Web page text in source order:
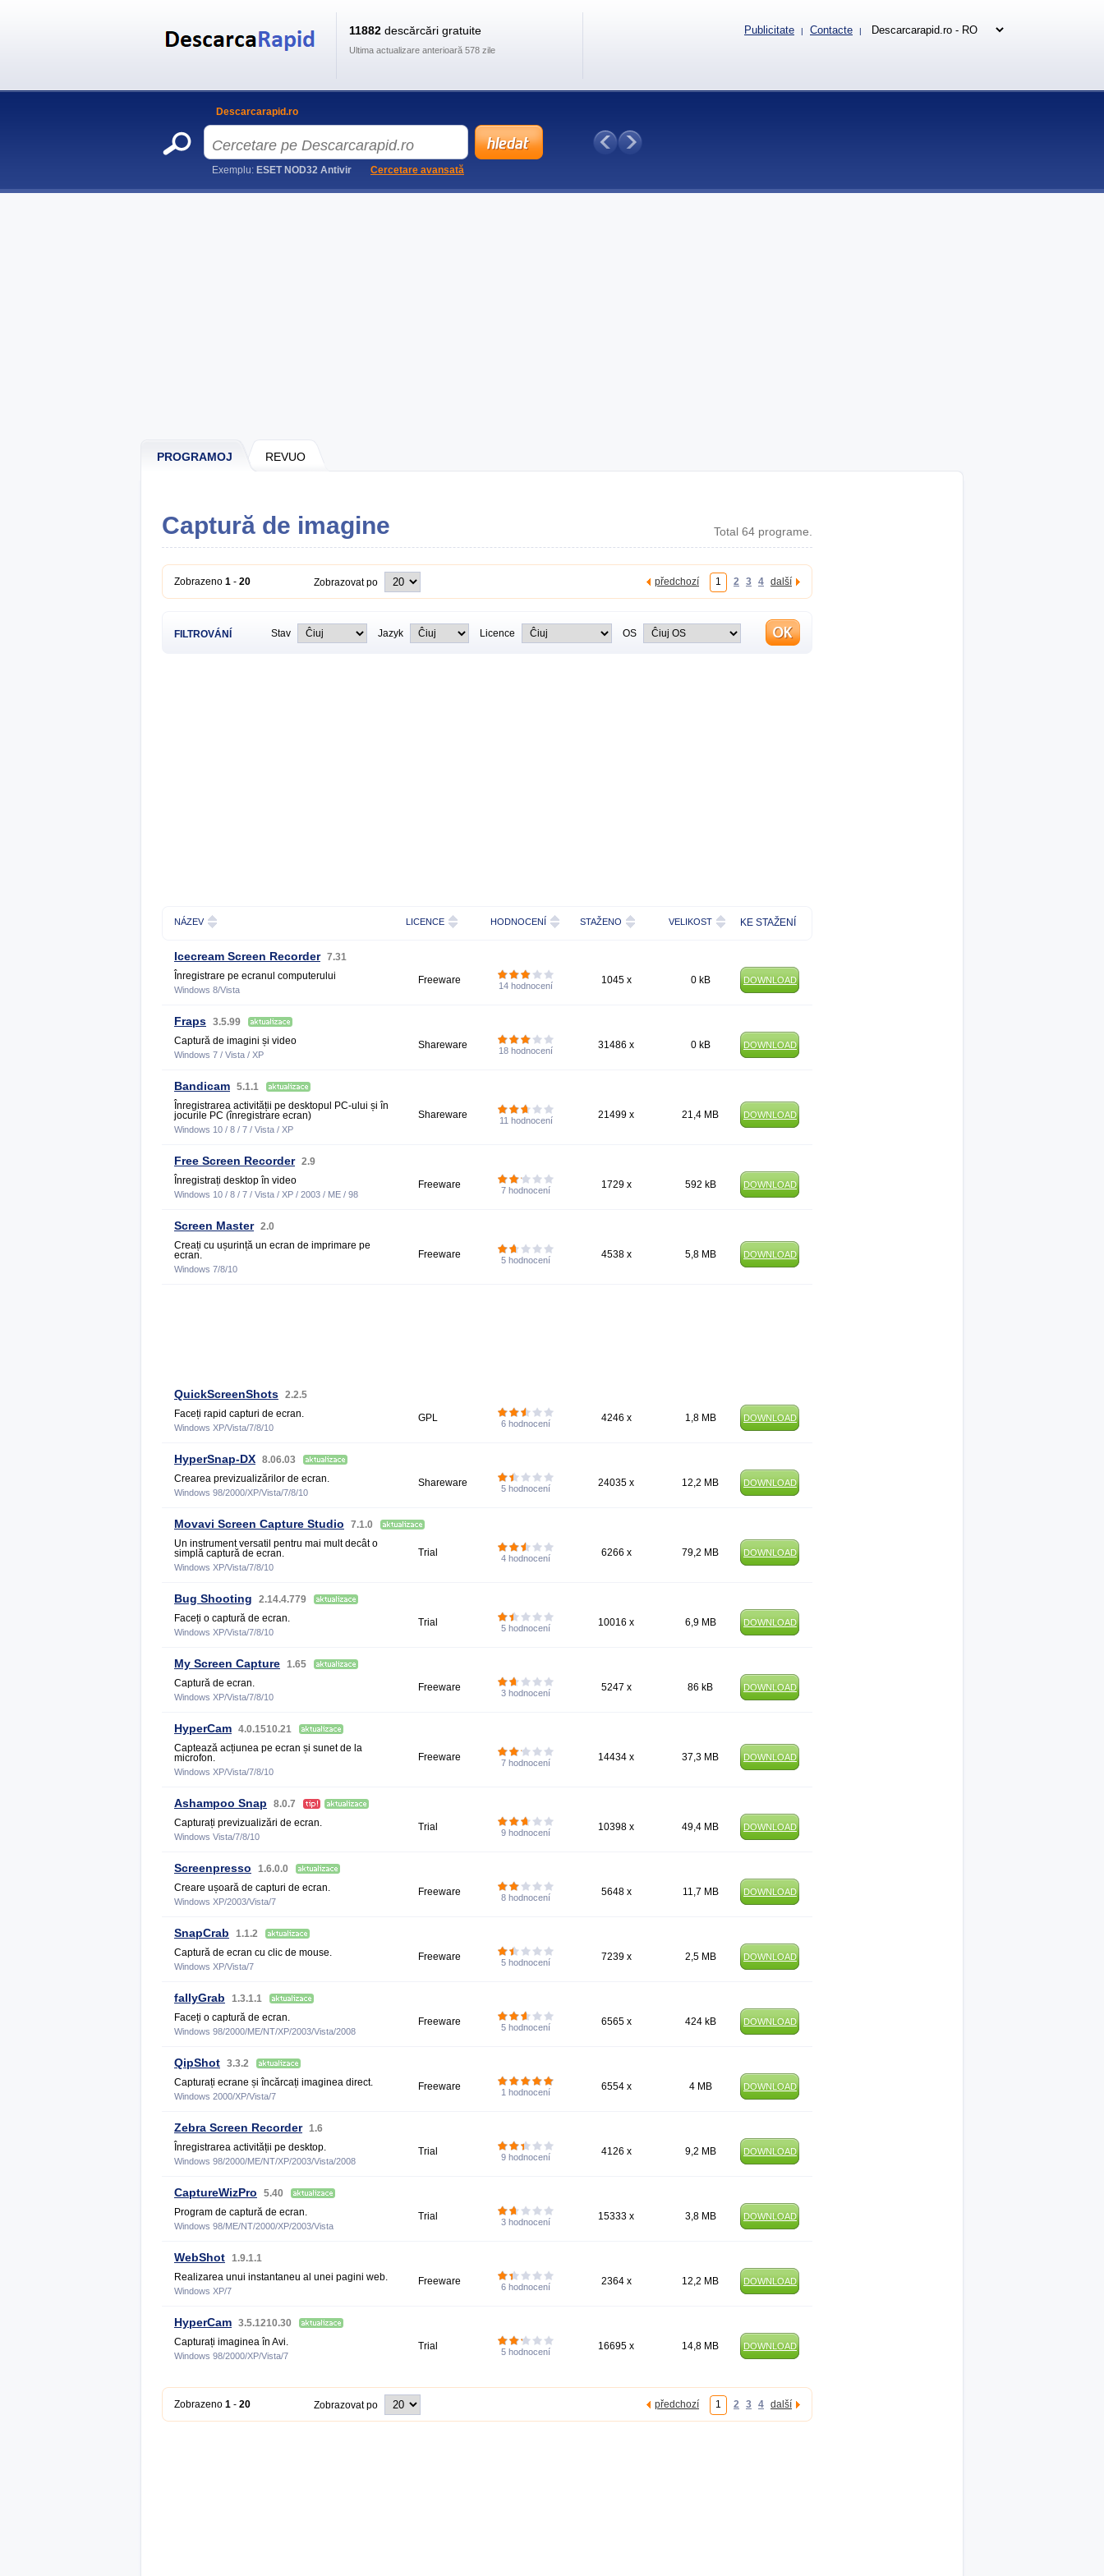
PROGRAMOJ REVUO
Captură de imagine Total 64 programe.
Zobrazeno 1 - 20 Zobrazovat po předchozí 1 2 3 4 další
FILTROVÁNÍ Stav Jazyk Licence OS
NÁZEV LICENCE HODNOCENÍ STAŽENO VELIKOST KE STAŽENÍ
Icecream Screen Recorder 7.31
Înregistrare pe ecranul computerului
Windows 8/Vista
Freeware 14 hodnocení 1045 x 0 kB DOWNLOAD
Fraps 3.5.99
Captură de imagini și video
Windows 7 / Vista / XP
Shareware 18 hodnocení 31486 x 0 kB DOWNLOAD
Bandicam 5.1.1
Înregistrarea activității pe desktopul PC-ului și în
jocurile PC (înregistrare ecran)
Windows 10 / 8 / 7 / Vista / XP
Shareware 11 hodnocení 21499 x 21,4 MB DOWNLOAD
Free Screen Recorder 2.9
Înregistrați desktop în video
Windows 10 / 8 / 7 / Vista / XP / 2003 / ME / 98
Freeware 7 hodnocení 1729 x 592 kB DOWNLOAD
Screen Master 2.0
Creați cu ușurință un ecran de imprimare pe
ecran.
Windows 7/8/10
Freeware 5 hodnocení 4538 x 5,8 MB DOWNLOAD
QuickScreenShots 2.2.5
Faceți rapid capturi de ecran.
Windows XP/Vista/7/8/10
GPL 6 hodnocení 4246 x 1,8 MB DOWNLOAD
HyperSnap-DX 8.06.03
Crearea previzualizărilor de ecran.
Windows 98/2000/XP/Vista/7/8/10
Shareware 5 hodnocení 24035 x 12,2 MB DOWNLOAD
Movavi Screen Capture Studio
7.1.0
Un instrument versatil pentru mai mult decât o
simplă captură de ecran.
Windows XP/Vista/7/8/10
Trial 4 hodnocení 6266 x 79,2 MB DOWNLOAD
Bug Shooting
2.14.4.779
Faceți o captură de ecran.
Windows XP/Vista/7/8/10
Trial 5 hodnocení 10016 x 6,9 MB DOWNLOAD
My Screen Capture 1.65
Captură de ecran.
Windows XP/Vista/7/8/10
Freeware 3 hodnocení 5247 x 86 kB DOWNLOAD
HyperCam 4.0.1510.21
Captează acțiunea pe ecran și sunet de la
microfon.
Windows XP/Vista/7/8/10
Freeware 7 hodnocení 14434 x 37,3 MB DOWNLOAD
Ashampoo Snap
8.0.7
Capturați previzualizări de ecran.
Windows Vista/7/8/10
Trial 9 hodnocení 10398 x 49,4 MB DOWNLOAD
Screenpresso
1.6.0.0
Creare ușoară de capturi de ecran.
Windows XP/2003/Vista/7
Freeware 8 hodnocení 5648 x 11,7 MB DOWNLOAD
SnapCrab
1.1.2
Captură de ecran cu clic de mouse.
Windows XP/Vista/7
Freeware 5 hodnocení 7239 x 2,5 MB DOWNLOAD
fallyGrab
1.3.1.1
Faceți o captură de ecran.
Windows 98/2000/ME/NT/XP/2003/Vista/2008
Freeware 5 hodnocení 6565 x 424 kB DOWNLOAD
QipShot 3.3.2
Capturați ecrane și încărcați imaginea direct.
Windows 2000/XP/Vista/7
Freeware 1 hodnocení 6554 x 4 MB DOWNLOAD
Zebra Screen Recorder 1.6
Înregistrarea activității pe desktop.
Windows 98/2000/ME/NT/XP/2003/Vista/2008
Trial 9 hodnocení 4126 x 9,2 MB DOWNLOAD
CaptureWizPro
5.40
Program de captură de ecran.
Windows 98/ME/NT/2000/XP/2003/Vista
Trial 3 hodnocení 15333 x 3,8 MB DOWNLOAD
WebShot 1.9.1.1
Realizarea unui instantaneu al unei pagini web.
Windows XP/7
Freeware 6 hodnocení 2364 x 12,2 MB DOWNLOAD
HyperCam 3.5.1210.30
Capturați imaginea în Avi.
Windows 98/2000/XP/Vista/7
Trial 5 hodnocení 16695 x 14,8 MB DOWNLOAD
Zobrazeno 1 - 20 Zobrazovat po předchozí 1 2 3 4 další
11882 descărcări gratuite
Ultima actualizare anterioară 578 zile
Publicitate | Contacte |
Descarcarapid.ro
Exemplu: ESET NOD32 Antivir Cercetare avansată